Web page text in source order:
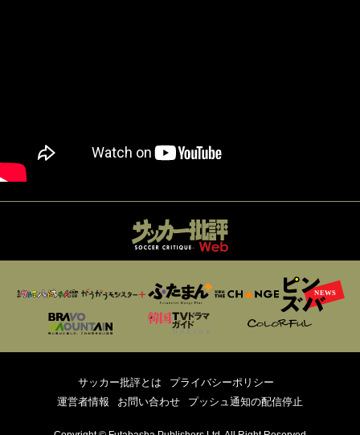
サッカー批評とは
プライバシーポリシー
運営者情報
お問い合わせ プッシュ通知の配信停止